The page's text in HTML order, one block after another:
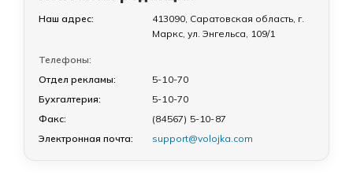
Наш адрес:
413090, Саратовская область, г.
Маркс, ул. Энгельса, 109/1
Телефоны:
Отдел рекламы:
5-10-70
Бухгалтерия:
5-10-70
Факс:
(84567) 5-10-87
Электронная почта:
support@volojka.com